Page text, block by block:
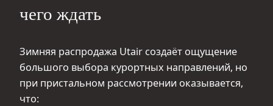
чего ждать
Зимняя распродажа Utair создаёт ощущение
большого выбора курортных направлений, но
при пристальном рассмотрении оказывается,
что: